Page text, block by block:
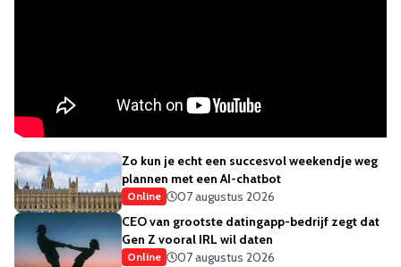
Zo kun je echt een succesvol weekendje weg
plannen met een AI-chatbot
Online
07 augustus 2026
CEO van grootste datingapp-bedrijf zegt dat
Gen Z vooral IRL wil daten
Online
07 augustus 2026